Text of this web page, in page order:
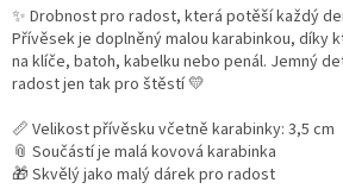
✨ Drobnost pro radost, která potěší každý
Přívěsek je doplněný malou karabinkou, díky
na klíče, batoh, kabelku nebo penál. Jemný
radost jen tak pro štěstí 💛
📏 Velikost přívěsku včetně karabinky: 3,5 cm
📎 Součástí je malá kovová karabinka
🎁 Skvělý jako malý dárek pro radost